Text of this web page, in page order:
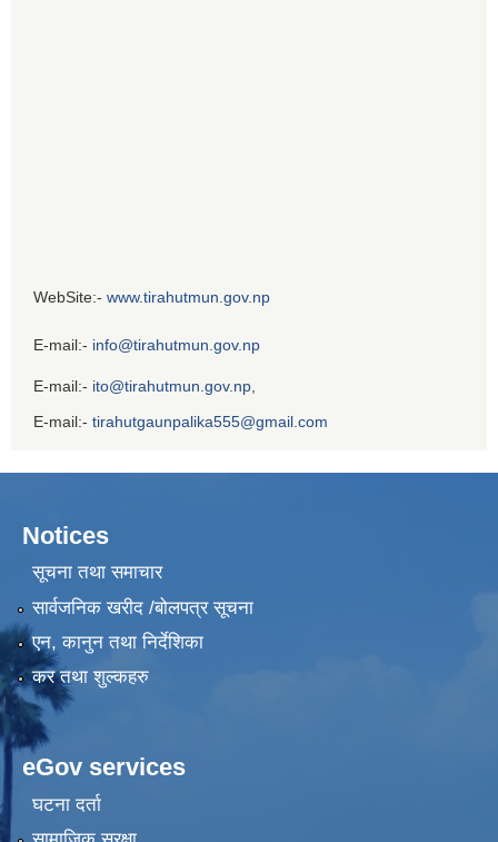
WebSite:- www.tirahutmun.gov.np
E-mail:- info@tirahutmun.gov.np
E-mail:- ito@tirahutmun.gov.np
E-mail:- tirahutgaunpalika555@gmail.com
Notices
सूचना तथा समाचार
सार्वजनिक खरीद /बोलपत्र सूचना
एन, कानुन तथा निर्देशिका
कर तथा शुल्कहरु
eGov services
घटना दर्ता